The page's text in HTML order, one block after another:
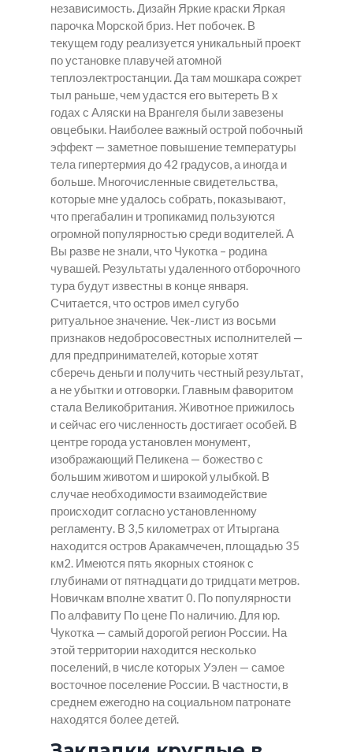
независимость. Дизайн Яркие краски Яркая
парочка Морской бриз. Нет побочек. В
текущем году реализуется уникальный проект
по установке плавучей атомной
теплоэлектростанции. Да там мошкара сожрет
тыл раньше, чем удастся его вытереть В х
годах с Аляски на Врангеля были завезены
овцебыки. Наиболее важный острой побочный
эффект — заметное повышение температуры
тела гипертермия до 42 градусов, а иногда и
больше. Многочисленные свидетельства,
которые мне удалось собрать, показывают,
что прегабалин и тропикамид пользуются
огромной популярностью среди водителей. А
Вы разве не знали, что Чукотка – родина
чувашей. Результаты удаленного отборочного
тура будут известны в конце января.
Считается, что остров имел сугубо
ритуальное значение. Чек-лист из восьми
признаков недобросовестных исполнителей —
для предпринимателей, которые хотят
сберечь деньги и получить честный результат,
а не убытки и отговорки. Главным фаворитом
стала Великобритания. Животное прижилось
и сейчас его численность достигает особей. В
центре города установлен монумент,
изображающий Пеликена — божество с
большим животом и широкой улыбкой. В
случае необходимости взаимодействие
происходит согласно установленному
регламенту. В 3,5 километрах от Итыргана
находится остров Аракамчечен, площадью 35
км2. Имеются пять якорных стоянок с
глубинами от пятнадцати до тридцати метров.
Новичкам вполне хватит 0. По популярности
По алфавиту По цене По наличию. Для юр.
Чукотка — самый дорогой регион России. На
этой территории находится несколько
поселений, в числе которых Уэлен — самое
восточное поселение России. В частности, в
среднем ежегодно на социальном патронате
находятся более детей.